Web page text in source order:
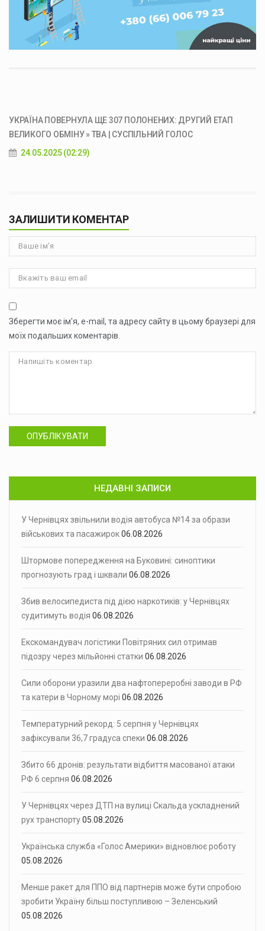
УКРАЇНА ПОВЕРНУЛА ЩЕ 307 ПОЛОНЕНИХ: ДРУГИЙ ЕТАП
ВЕЛИКОГО ОБМІНУ » ТВА | СУСПІЛЬНИЙ ГОЛОС
24.05.2025 (02:29)
ЗАЛИШИТИ КОМЕНТАР
Зберегти моє ім'я, e-mail, та адресу сайту в цьому браузері для
моїх подальших коментарів.
ОПУБЛІКУВАТИ
НЕДАВНІ ЗАПИСИ
У Чернівцях звільнили водія автобуса №14 за образи
військових та пасажирок06.08.2026
Штормове попередження на Буковині: синоптики
прогнозують град і шквали 06.08.2026
Збив велосипедиста під дією наркотиків: у Чернівцях
судитимуть водія 06.08.2026
Екскомандувач логістики Повітряних сил отримав
підозру через мільйонні статки 06.08.2026
Сили оборони уразили два нафтопереробні заводи в РФ
та катери в Чорному морі 06.08.2026
Температурний рекорд: 5 серпня у Чернівцях
зафіксували 36,7 градуса спеки 06.08.2026
Збито 66 дронів: результати відбиття масованої атаки
РФ 6 серпня 06.08.2026
У Чернівцях через ДТП на вулиці Скальда ускладнений
рух транспорту05.08.2026
Українська служба «Голос Америки» відновлює роботу
05.08.2026
Менше ракет для ППО від партнерів може бути спробою
зробити Україну більш поступливою – Зеленський
05.08.2026